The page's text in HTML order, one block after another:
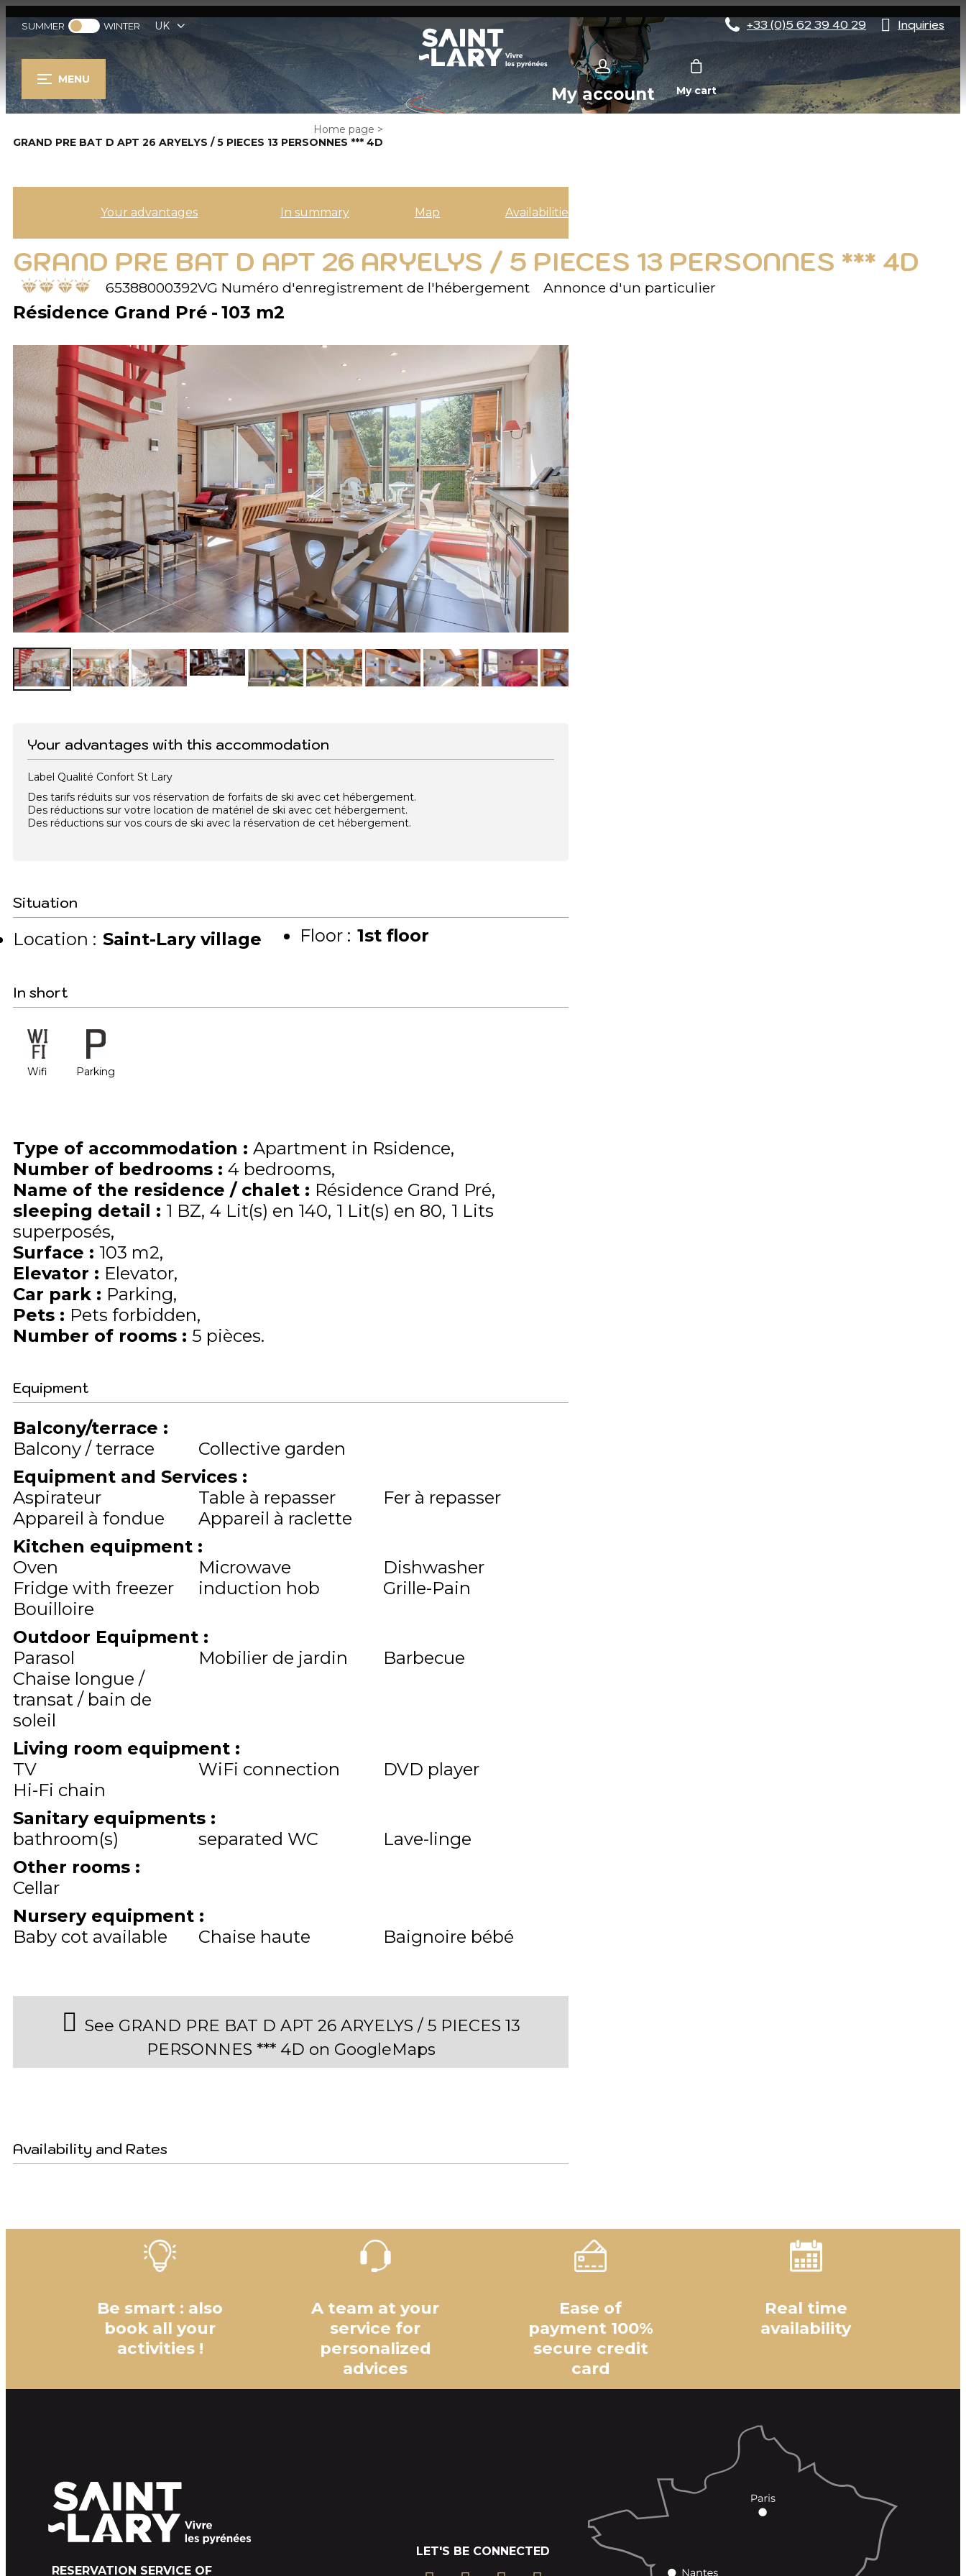
SUMMER WINTER UK +33 (0)5 62 39 40 29 Inquiries
MENU
My account My cart
Home page >
GRAND PRE BAT D APT 26 ARYELYS / 5 PIECES 13 PERSONNES *** 4D
Your advantages In summary Map Availabilities
GRAND PRE BAT D APT 26 ARYELYS / 5 PIECES 13 PERSONNES *** 4D
65388000392VG Numéro d'enregistrement de l'hébergement Annonce d'un particulier
Résidence Grand Pré 103 m2
Your advantages with this accommodation
Label Qualité Confort St Lary
Des tarifs réduits sur vos réservation de forfaits de ski avec cet hébergement.
Des réductions sur votre location de matériel de ski avec cet hébergement.
Des réductions sur vos cours de ski avec la réservation de cet hébergement.
Situation
Location : Saint-Lary village Floor : 1st floor
In short
Wifi Parking
Type of accommodation : Apartment in Rsidence
Number of bedrooms : 4 bedrooms
Name of the residence / chalet : Résidence Grand Pré
sleeping detail : 1 BZ 4 Lit(s) en 140 1 Lit(s) en 80 1 Lits
superposés
Surface : 103 m2
Elevator : Elevator
Car park : Parking
Pets : Pets forbidden
Number of rooms : 5 pièces
Equipment
Balcony/terrace :
Balcony / terrace
Collective garden
Equipment and Services :
Aspirateur
Table à repasser
Fer à repasser
Appareil à fondue
Appareil à raclette
Kitchen equipment :
Oven
Microwave
Dishwasher
Fridge with freezer
induction hob
Grille-Pain
Bouilloire
Outdoor Equipment :
Parasol
Mobilier de jardin
Barbecue
Chaise longue /
transat / bain de
soleil
Living room equipment :
TV
WiFi connection
DVD player
Hi-Fi chain
Sanitary equipments :
bathroom(s)
separated WC
Lave-linge
Other rooms :
Cellar
Nursery equipment :
Baby cot available
Chaise haute Baignoire bébé
See GRAND PRE BAT D APT 26 ARYELYS / 5 PIECES 13
PERSONNES *** 4D on GoogleMaps
Availability and Rates
Be smart : also
book all your
activities !
A team at your
service for
personalized
advices
Ease of
payment 100%
secure credit
card
Real time
availability
RESERVATION SERVICE OF
LET'S BE CONNECTED